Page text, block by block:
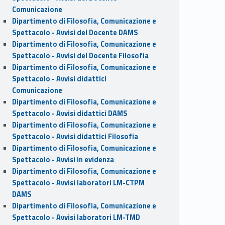
Comunicazione
Dipartimento di Filosofia, Comunicazione e
Spettacolo - Avvisi del Docente DAMS
Dipartimento di Filosofia, Comunicazione e
Spettacolo - Avvisi del Docente Filosofia
Dipartimento di Filosofia, Comunicazione e
Spettacolo - Avvisi didattici
Comunicazione
Dipartimento di Filosofia, Comunicazione e
Spettacolo - Avvisi didattici DAMS
Dipartimento di Filosofia, Comunicazione e
Spettacolo - Avvisi didattici Filosofia
Dipartimento di Filosofia, Comunicazione e
Spettacolo - Avvisi in evidenza
Dipartimento di Filosofia, Comunicazione e
Spettacolo - Avvisi laboratori LM-CTPM
DAMS
Dipartimento di Filosofia, Comunicazione e
Spettacolo - Avvisi laboratori LM-TMD